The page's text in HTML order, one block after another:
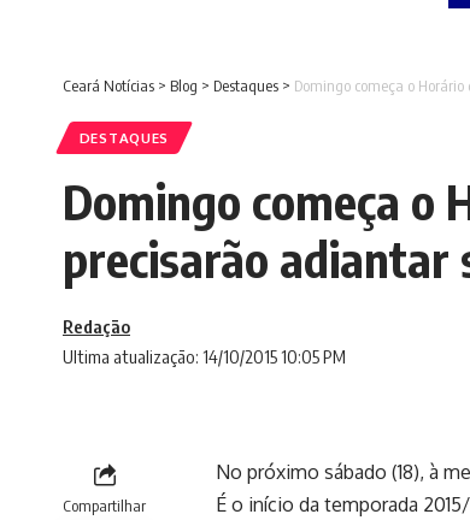
Ceará Notícias > Blog > Destaques > Domingo começa o Horário
DESTAQUES
Domingo começa o
precisarão adiantar
Ultima atualização: 14/10/2015 10:05 PM
Redação
Compartilhar
No próximo sábado (18), à
É o início da temporada